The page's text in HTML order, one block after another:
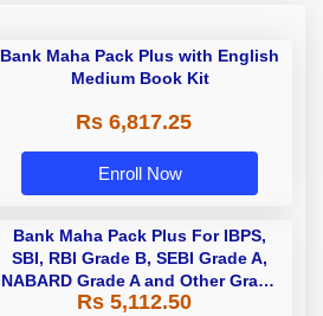
Bank Maha Pack Plus with English
Medium Book Kit
Rs 6,817.25
Enroll Now
Bank Maha Pack Plus For IBPS,
SBI, RBI Grade B, SEBI Grade A,
NABARD Grade A and Other Grade
A & Grade B Bank Exams
Rs 5,112.50